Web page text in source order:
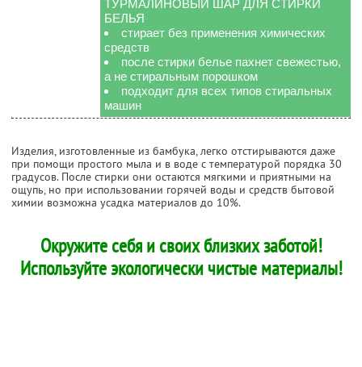
ТУРМАЛИНОВЫЙ ШАР ДЛЯ СТИРКИ
БЕЛЬЯ
стирает без применения химических
средств
после стирки белье пахнет свежестью,
а не стиральным порошком
подходит для всех типов стиральных
машин
Изделия, изготовленные из бамбука, легко отстирываются даже
при помощи простого мыла и в воде с температурой порядка 30
градусов. После стирки они остаются мягкими и приятными на
ощупь, но при использовании горячей воды и средств бытовой
химии возможна усадка материалов до 10%.
Окружите себя и своих близких заботой!
Используйте экологически чистые материалы!